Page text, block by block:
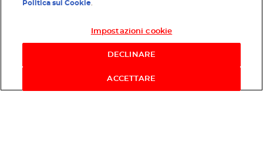
Politica sui Cookie
Impostazioni cookie
DECLINARE
ACCETTARE